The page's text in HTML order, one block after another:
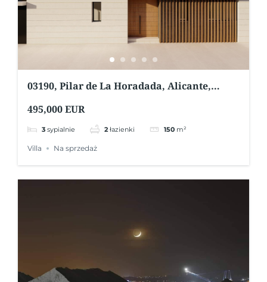
03190, Pilar de La Horadada, Alicante,
495,000 EUR
3 sypialnie 2 łazienki 150 m²
Villa Na sprzedaż